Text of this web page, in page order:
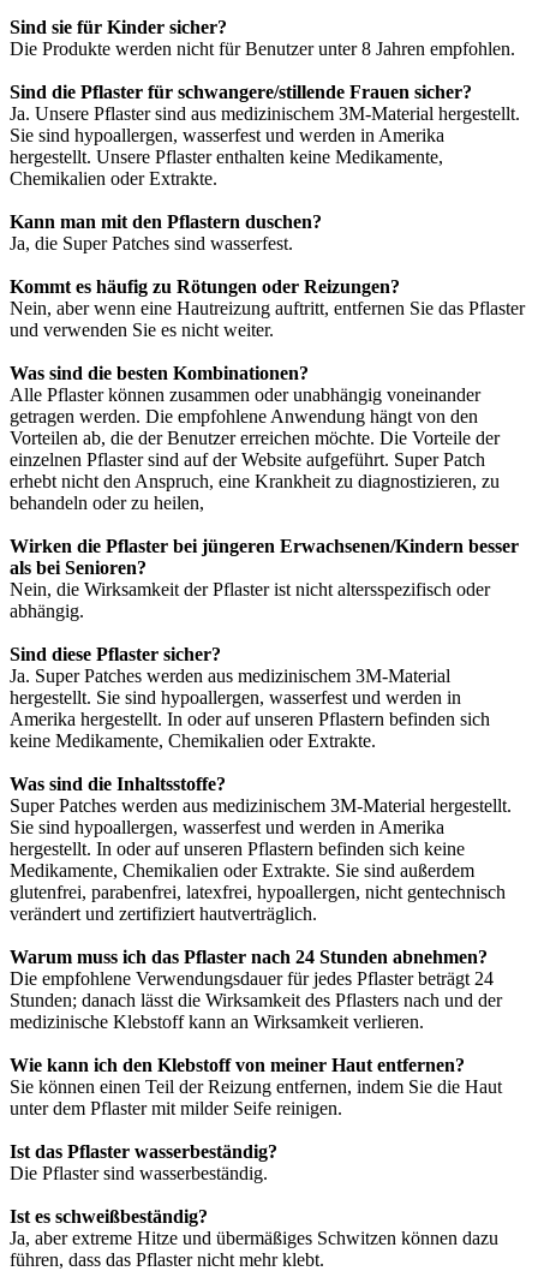
Sind sie für Kinder sicher?
Die Produkte werden nicht für Benutzer unter 8 Jahren empfohlen.
Sind die Pflaster für schwangere/stillende Frauen sicher?
Ja. Unsere Pflaster sind aus medizinischem 3M-Material hergestellt.
Sie sind hypoallergen, wasserfest und werden in Amerika
hergestellt. Unsere Pflaster enthalten keine Medikamente,
Chemikalien oder Extrakte.
Kann man mit den Pflastern duschen?
Ja, die Super Patches sind wasserfest.
Kommt es häufig zu Rötungen oder Reizungen?
Nein, aber wenn eine Hautreizung auftritt, entfernen Sie das Pflaster
und verwenden Sie es nicht weiter.
Was sind die besten Kombinationen?
Alle Pflaster können zusammen oder unabhängig voneinander
getragen werden. Die empfohlene Anwendung hängt von den
Vorteilen ab, die der Benutzer erreichen möchte. Die Vorteile der
einzelnen Pflaster sind auf der Website aufgeführt. Super Patch
erhebt nicht den Anspruch, eine Krankheit zu diagnostizieren, zu
behandeln oder zu heilen,
Wirken die Pflaster bei jüngeren Erwachsenen/Kindern besser
als bei Senioren?
Nein, die Wirksamkeit der Pflaster ist nicht altersspezifisch oder
abhängig.
Sind diese Pflaster sicher?
Ja. Super Patches werden aus medizinischem 3M-Material
hergestellt. Sie sind hypoallergen, wasserfest und werden in
Amerika hergestellt. In oder auf unseren Pflastern befinden sich
keine Medikamente, Chemikalien oder Extrakte.
Was sind die Inhaltsstoffe?
Super Patches werden aus medizinischem 3M-Material hergestellt.
Sie sind hypoallergen, wasserfest und werden in Amerika
hergestellt. In oder auf unseren Pflastern befinden sich keine
Medikamente, Chemikalien oder Extrakte. Sie sind außerdem
glutenfrei, parabenfrei, latexfrei, hypoallergen, nicht gentechnisch
verändert und zertifiziert hautverträglich.
Warum muss ich das Pflaster nach 24 Stunden abnehmen?
Die empfohlene Verwendungsdauer für jedes Pflaster beträgt 24
Stunden; danach lässt die Wirksamkeit des Pflasters nach und der
medizinische Klebstoff kann an Wirksamkeit verlieren.
Wie kann ich den Klebstoff von meiner Haut entfernen?
Sie können einen Teil der Reizung entfernen, indem Sie die Haut
unter dem Pflaster mit milder Seife reinigen.
Ist das Pflaster wasserbeständig?
Die Pflaster sind wasserbeständig.
Ist es schweißbeständig?
Ja, aber extreme Hitze und übermäßiges Schwitzen können dazu
führen, dass das Pflaster nicht mehr klebt.